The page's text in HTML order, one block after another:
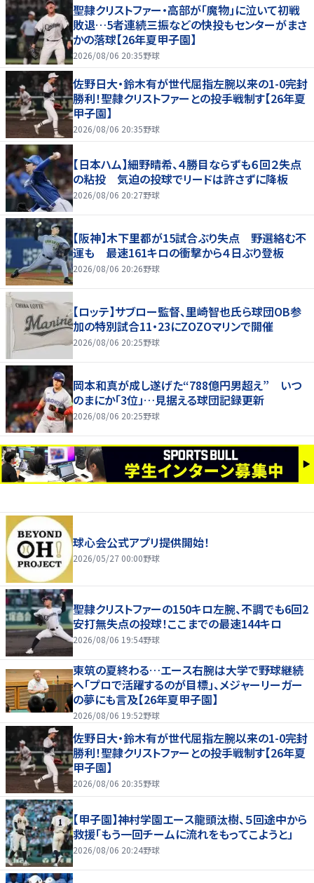
聖隷クリストファー・高部が「魔物」に泣いて初戦
敗退…5者連続三振などの快投もセンターがまさ
かの落球【26年夏甲子園】
2026/08/06 20:35野球
佐野日大・鈴木有が世代屈指左腕以来の1-0完封
勝利！聖隷クリストファーとの投手戦制す【26年夏
甲子園】
2026/08/06 20:35野球
【日本ハム】細野晴希、４勝目ならずも６回２失点
の粘投 気迫の投球でリードは許さずに降板
2026/08/06 20:27野球
【阪神】木下里都が15試合ぶり失点 野選絡む不
運も 最速161キロの衝撃から４日ぶり登板
2026/08/06 20:26野球
【ロッテ】サブロー監督、里崎智也氏ら球団OB参
加の特別試合11・23にZOZOマリンで開催
2026/08/06 20:25野球
岡本和真が成し遂げた“788億円男超え” いつ
のまにか「3位」…見据える球団記録更新
2026/08/06 20:25野球
球心会公式アプリ提供開始！
2026/05/27 00:00野球
聖隷クリストファーの150キロ左腕、不調でも6回2
安打無失点の投球！ここまでの最速144キロ
2026/08/06 19:54野球
東筑の夏終わる…エース右腕は大学で野球継続
へ「プロで活躍するのが目標」、メジャーリーガー
の夢にも言及【26年夏甲子園】
2026/08/06 19:52野球
佐野日大・鈴木有が世代屈指左腕以来の1-0完封
勝利！聖隷クリストファーとの投手戦制す【26年夏
甲子園】
2026/08/06 20:35野球
【甲子園】神村学園エース龍頭汰樹、５回途中から
救援「もう一回チームに流れをもってこようと」
2026/08/06 20:24野球